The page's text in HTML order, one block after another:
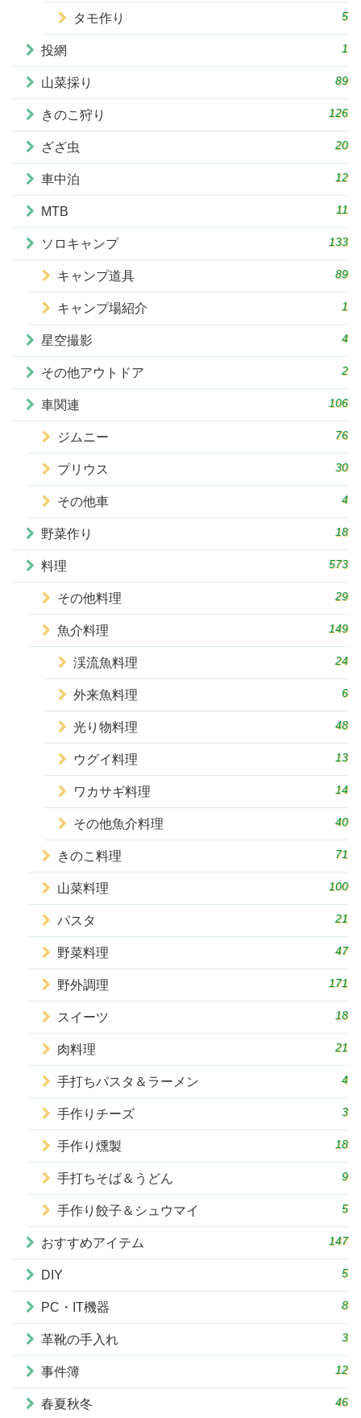
タモ作り 5
投網 1
山菜採り 89
きのこ狩り 126
ざざ虫 20
車中泊 12
MTB 11
ソロキャンプ 133
キャンプ道具 89
キャンプ場紹介 1
星空撮影 4
その他アウトドア 2
車関連 106
ジムニー 76
プリウス 30
その他車 4
野菜作り 18
料理 573
その他料理 29
魚介料理 149
渓流魚料理 24
外来魚料理 6
光り物料理 48
ウグイ料理 13
ワカサギ料理 14
その他魚介料理 40
きのこ料理 71
山菜料理 100
パスタ 21
野菜料理 47
野外調理 171
スイーツ 18
肉料理 21
手打ちパスタ＆ラーメン 4
手作りチーズ 3
手作り燻製 18
手打ちそば＆うどん 9
手作り餃子＆シュウマイ 5
おすすめアイテム 147
DIY 5
PC・IT機器 8
革靴の手入れ 3
事件簿 12
春夏秋冬 46